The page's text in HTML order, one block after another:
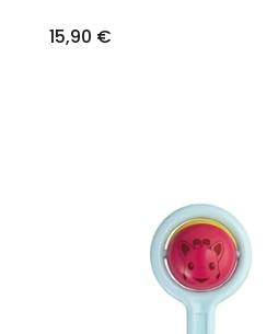
15,90 €